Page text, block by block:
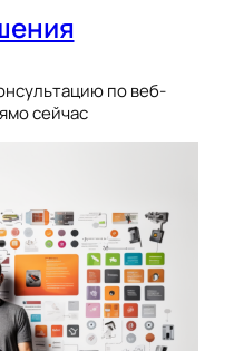
по веб-
сейчас